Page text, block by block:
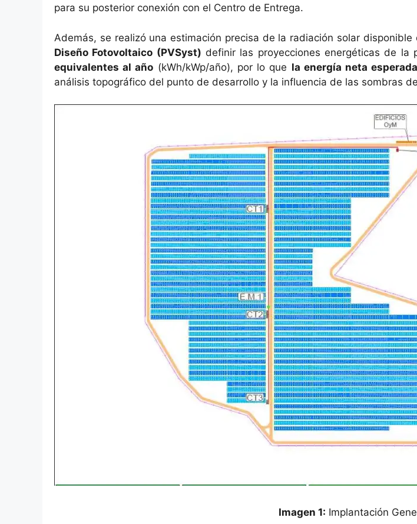
para su posterior conexión con el Centro de Entrega.
Además, se realizó una estimación precisa de la radiación solar
Diseño Fotovoltaico (PVSyst) definir las proyecciones energéticas de
equivalentes al año (kWh/kWp/año), por lo que la energía neta
análisis topográfico del punto de desarrollo y la influencia de las sombras
Imagen 1: Implantación